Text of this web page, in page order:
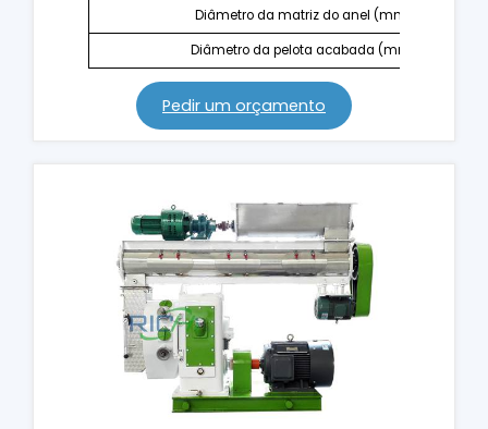
Diâmetro da matriz do anel (mm)
Diâmetro da pelota acabada (mm)
Pedir um orçamento